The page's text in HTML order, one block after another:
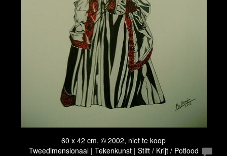
60 x 42 cm, © 2002, niet te koop
Tweedimensionaal | Tekenkunst | Stift / Krijt / Potlood